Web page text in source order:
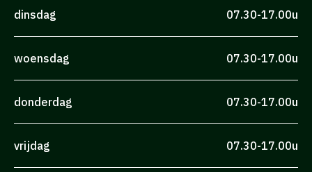
dinsdag 07.30-17.00u
woensdag 07.30-17.00u
donderdag 07.30-17.00u
vrijdag 07.30-17.00u